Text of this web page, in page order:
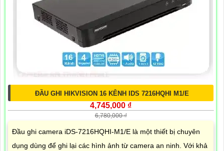
ĐẦU GHI HIKVISION 16 KÊNH IDS 7216HQHI M1/E
4,745,000 ₫
6,780,000 ₫
Đầu ghi camera iDS-7216HQHI-M1/E là một thiết bị chuyên
dụng dùng để ghi lại các hình ảnh từ camera an ninh. Với khả